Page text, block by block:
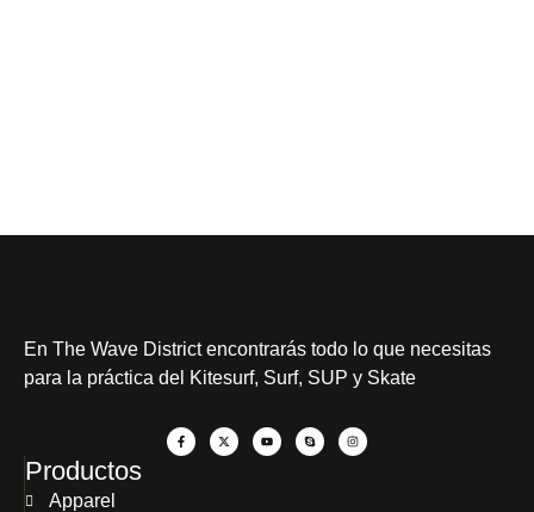
En The Wave Districtencontrarás todo lo que necesitas
para la práctica del Kitesurf, Surf, SUP y Skate
Productos
Apparel